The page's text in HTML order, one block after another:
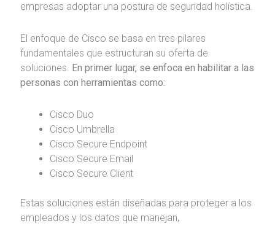
empresas adoptar una postura de seguridad holística.
El enfoque de Cisco se basa en tres pilares
fundamentales que estructuran su oferta de
soluciones. En primer lugar, se enfoca en habilitar a las
personas con herramientas como:
Cisco Duo
Cisco Umbrella
Cisco Secure Endpoint
Cisco Secure Email
Cisco Secure Client
Estas soluciones están diseñadas para proteger a los
empleados y los datos que manejan,